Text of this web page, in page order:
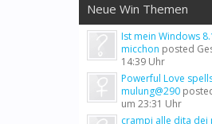
Neue Win Themen
Ist mein Windows
micchon posted
14:39 Uhr
Powerful Love
mulung@290
um 23:31 Uhr
crampi alle dita dei